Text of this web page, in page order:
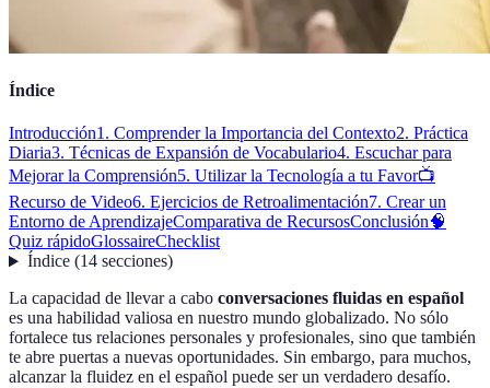
Índice
Introducción1. Comprender la Importancia del Contexto2. Práctica
Diaria3. Técnicas de Expansión de Vocabulario4. Escuchar para
Mejorar la Comprensión5. Utilizar la Tecnología a tu Favor📺
Recurso de Video6. Ejercicios de Retroalimentación7. Crear un
Entorno de AprendizajeComparativa de RecursosConclusión🧠
Quiz rápidoGlossaireChecklist
Índice(14 secciones)
La capacidad de llevar a cabo conversaciones fluidas en español
es una habilidad valiosa en nuestro mundo globalizado. No sólo
fortalece tus relaciones personales y profesionales, sino que también
te abre puertas a nuevas oportunidades. Sin embargo, para muchos,
alcanzar la fluidez en el español puede ser un verdadero desafío.